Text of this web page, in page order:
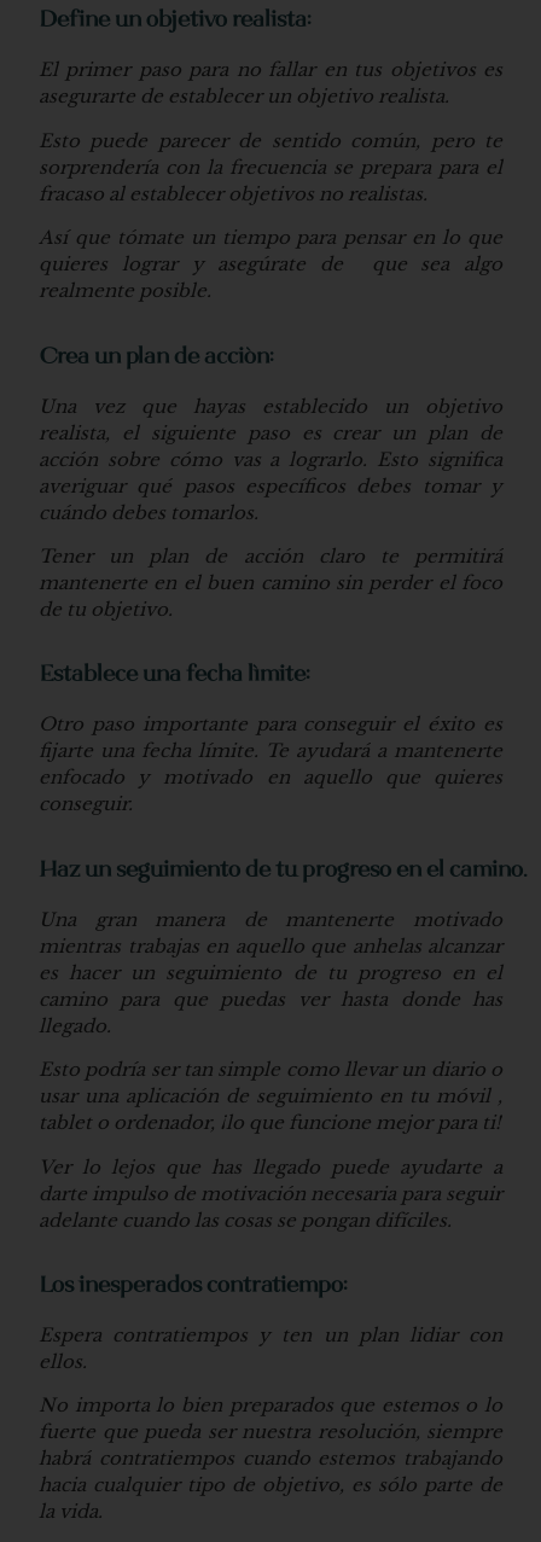
Define un objetivo realista:
El primer paso para no fallar en tus objetivos es
asegurarte de establecer un objetivo realista.
Esto puede parecer de sentido común, pero te
sorprendería con la frecuencia se prepara para el
fracaso al establecer objetivos no realistas.
Así que tómate un tiempo para pensar en lo que
quieres lograr y asegúrate de que sea algo
realmente posible.
Crea un plan de acción:
Una vez que hayas establecido un objetivo
realista, el siguiente paso es crear un plan de
acción sobre cómo vas a lograrlo. Esto significa
averiguar qué pasos específicos debes tomar y
cuándo debes tomarlos.
Tener un plan de acción claro te permitirá
mantenerte en el buen camino sin perder el foco
de tu objetivo.
Establece una fecha límite:
Otro paso importante para conseguir el éxito es
fijarte una fecha límite. Te ayudará a mantenerte
enfocado y motivado en aquello que quieres
conseguir.
Haz un seguimiento de tu progreso en el camino.
Una gran manera de mantenerte motivado
mientras trabajas en aquello que anhelas alcanzar
es hacer un seguimiento de tu progreso en el
camino para que puedas ver hasta donde has
llegado.
Esto podría ser tan simple como llevar un diario o
usar una aplicación de seguimiento en tu móvil ,
tablet o ordenador, ¡lo que funcione mejor para ti!
Ver lo lejos que has llegado puede ayudarte a
darte impulso de motivación necesaria para seguir
adelante cuando las cosas se pongan difíciles.
Los inesperados contratiempo:
Espera contratiempos y ten un plan lidiar con
ellos.
No importa lo bien preparados que estemos o lo
fuerte que pueda ser nuestra resolución, siempre
habrá contratiempos cuando estemos trabajando
hacia cualquier tipo de objetivo, es sólo parte de
la vida.